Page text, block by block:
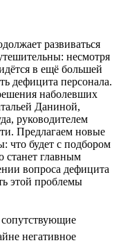
развиваться
несмотря
в ещё большей
дефицита персонала.
наболевших
Даниной,
руководителем
Предлагаем новые
что будет с подбором
станет главным
вопроса дефицита
этой проблемы
негативное